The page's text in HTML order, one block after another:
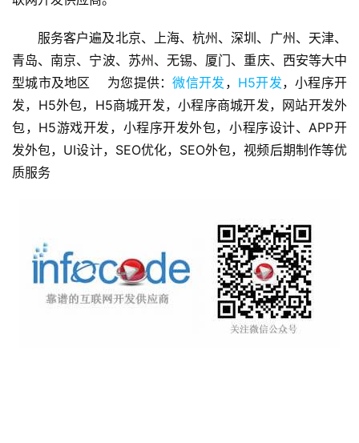
发
微
信
营
销
互
联
服务客户遍及北京、上海、杭州、深圳、广州、天津、
青岛、南京、宁波、苏州、无锡、厦门、重庆、西安等大中
型城市及地区    为您提供：微信开发 ， H5开发，小程序开
发，H5外包，H5商城开发，小程序商城开发，网站开发外
包，H5游戏开发，小程序开发外包，小程序设计、APP开
发外包，UI设计，SEO优化，SEO外包，视频后期制作等优
质服务